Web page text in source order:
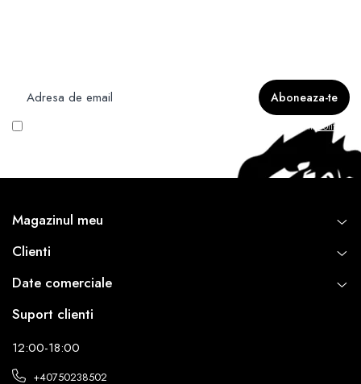
Vreau să primesc newsletter cu promoțiile magazinului. Află mai multe în Politica
Magazinul meu
Clienti
Date comerciale
Suport clienti
12:00-18:00
+40750238502